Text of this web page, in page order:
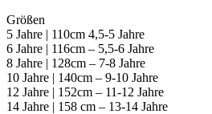
Größen
5 Jahre | 110cm 4,5-5 Jahre
6 Jahre | 116cm – 5,5-6 Jahre
8 Jahre | 128cm – 7-8 Jahre
10 Jahre | 140cm – 9-10 Jahre
12 Jahre | 152cm – 11-12 Jahre
14 Jahre | 158 cm – 13-14 Jahre